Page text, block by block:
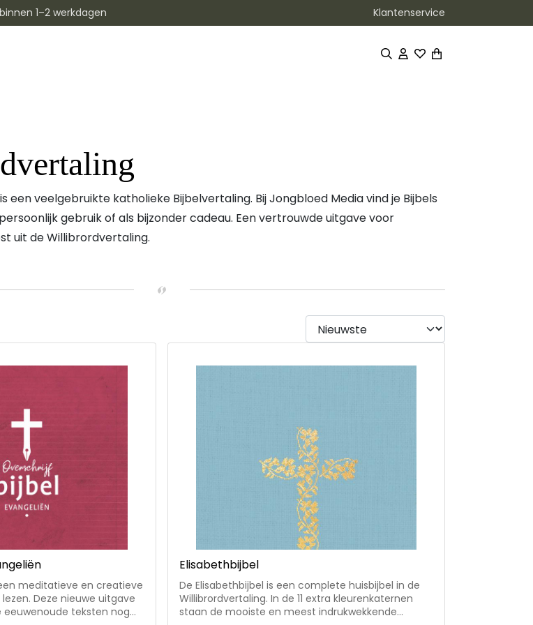
1–2 werkdagen Klantenservice
een veelgebruikte katholieke Bijbelvertaling. Bij Jongbloed Media vind je Bijbels
gebruik of als bijzonder cadeau. Een vertrouwde uitgave voor
uit de Willibrordvertaling.
meditatieve en creatieve
Deze nieuwe uitgave
eeuwenoude teksten nog
Elisabethbijbel
De Elisabethbijbel is een complete huisbijbel in de
Willibrordvertaling. In de 11 extra kleurenkaternen
staan de mooiste en meest indrukwekkende